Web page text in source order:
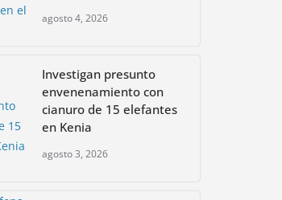
agosto 4, 2026
Investigan presunto
envenenamiento con
cianuro de 15 elefantes
en Kenia
agosto 3, 2026